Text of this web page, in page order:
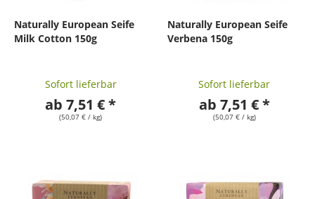
Naturally European Seife
Milk Cotton 150g
Sofort lieferbar
ab 7,51 € *
(50,07 € / kg)
Naturally European Seife
Verbena 150g
Sofort lieferbar
ab 7,51 € *
(50,07 € / kg)